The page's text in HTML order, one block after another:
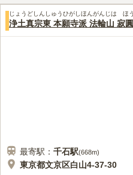
口コミ評価
みんなの評価
4.2
50代女性
本堂は由緒あるお寺であ
じょうどしんしゅうひがしほんがんじは ほ
浄土真宗東 本願寺派 法輪山 寂
最寄駅： 千石駅(668m)
東京都文京区白山4-37-30